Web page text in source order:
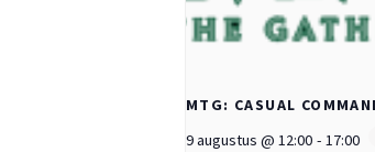
MTG: CASUAL
9 augustus @ 12:00 - 17:00